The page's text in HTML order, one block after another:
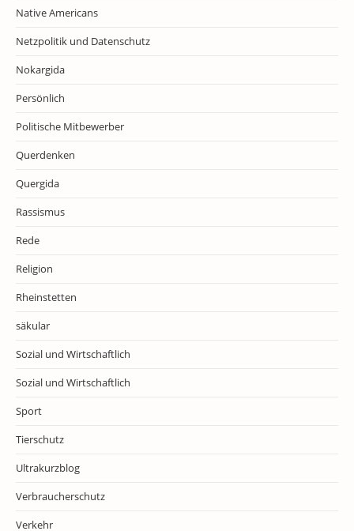
Native Americans
Netzpolitik und Datenschutz
Nokargida
Persönlich
Politische Mitbewerber
Querdenken
Quergida
Rassismus
Rede
Religion
Rheinstetten
säkular
Sozial und Wirtschaftlich
Sozial und Wirtschaftlich
Sport
Tierschutz
Ultrakurzblog
Verbraucherschutz
Verkehr